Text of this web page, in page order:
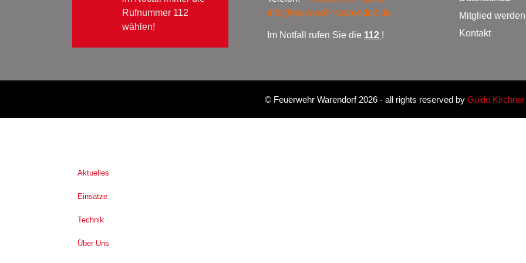
Rufnummer 112
wählen!
info@feuerwehr-warendorf.de
Im Notfall rufen Sie die 112 !
Mitglied
Kontakt
© Feuerwehr Warendorf 2026- all rights reserved by Guido Kirchner
Aktuelles
Einsätze
Technik
Über Uns